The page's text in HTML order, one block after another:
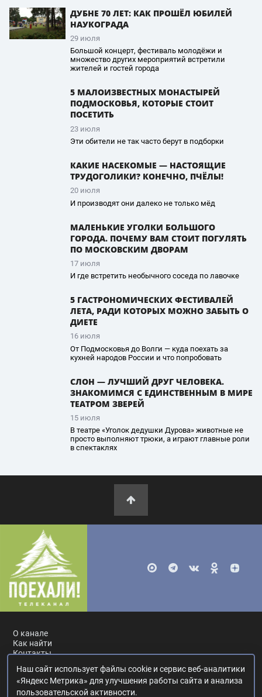
ДУБНЕ 70 ЛЕТ: КАК ПРОШЁЛ ЮБИЛЕЙ
НАУКОГРАДА
29 июля
Большой концерт, фестиваль молодёжи и
множество других мероприятий встретили
жителей и гостей города
5 МАЛОИЗВЕСТНЫХ МОНАСТЫРЕЙ
ПОДМОСКОВЬЯ, КОТОРЫЕ СТОИТ
ПОСЕТИТЬ
23 июля
Эти обители не так часто берут в подборки
КАКИЕ НАСЕКОМЫЕ — НАСТОЯЩИЕ
ТРУДОГОЛИКИ? КОНЕЧНО, ПЧЁЛЫ!
20 июля
И производят они далеко не только мёд
МАЛЕНЬКИЕ УГОЛКИ БОЛЬШОГО
ГОРОДА. ПОЧЕМУ ВАМ СТОИТ ПОГУЛЯТЬ
ПО МОСКОВСКИМ ДВОРАМ
17 июля
И где встретить необычного соседа по лавочке
5 ГАСТРОНОМИЧЕСКИХ ФЕСТИВАЛЕЙ
ЛЕТА, РАДИ КОТОРЫХ МОЖНО ЗАБЫТЬ О
ДИЕТЕ
16 июля
От Подмосковья до Волги — куда поехать за
кухней народов России и что попробовать
СЛОН — ЛУЧШИЙ ДРУГ ЧЕЛОВЕКА.
ЗНАКОМИМСЯ С ЕДИНСТВЕННЫМ В МИРЕ
ТЕАТРОМ ЗВЕРЕЙ
15 июля
В театре «Уголок дедушки Дурова» животные не
просто выполняют трюки, а играют главные роли
в спектаклях
О канале
Как найти
Контакты
Россия, Москва, ул. Ак. Королёва, 19.+7 495 617-55-80
Наш сайт использует файлы cookie и сервис веб-аналитики
«Яндекс Метрика» для улучшения работы сайта и анализа
пользовательской активности.